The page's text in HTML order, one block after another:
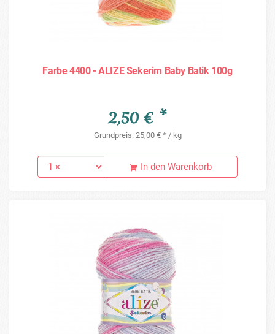
Farbe 4400 - ALIZE Sekerim Baby Batik 100g
2,50 € *
Grundpreis: 25,00 € * / kg
In den Warenkorb